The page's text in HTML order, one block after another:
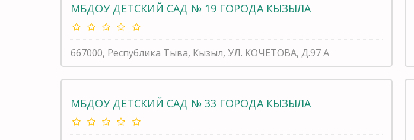
МБДОУ ДЕТСКИЙ САД № 19 ГОРОДА КЫЗЫЛА
667000, Республика Тыва, Кызыл, УЛ. КОЧЕТОВА, Д.97 А
МБДОУ ДЕТСКИЙ САД № 33 ГОРОДА КЫЗЫЛА